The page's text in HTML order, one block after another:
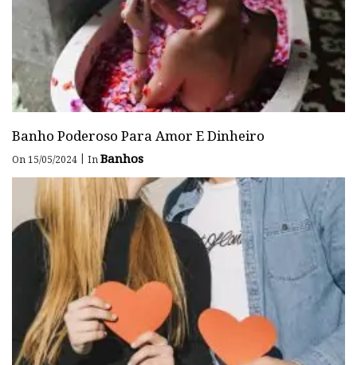
Banho Poderoso Para Amor E Dinheiro
On 15/05/2024 | InBanhos